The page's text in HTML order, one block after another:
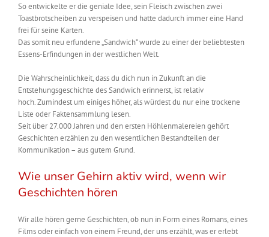
So entwickelte er die geniale Idee, sein Fleisch zwischen zwei
Toastbrotscheiben zu verspeisen und hatte dadurch immer eine Hand
frei für seine Karten.
Das somit neu erfundene „Sandwich“ wurde zu einer der beliebtesten
Essens-Erfindungen in der westlichen Welt.
Die Wahrscheinlichkeit, dass du dich nun in Zukunft an die
Entstehungsgeschichte des Sandwich erinnerst, ist relativ
hoch. Zumindest um einiges höher, als würdest du nur eine trockene
Liste oder Faktensammlung lesen.
Seit über 27.000 Jahren und den ersten Höhlenmalereien gehört
Geschichten erzählen zu den wesentlichen Bestandteilen der
Kommunikation – aus gutem Grund.
Wie unser Gehirn aktiv wird, wenn wir
Geschichten hören
Wir alle hören gerne Geschichten, ob nun in Form eines Romans, eines
Films oder einfach von einem Freund, der uns erzählt, was er erlebt